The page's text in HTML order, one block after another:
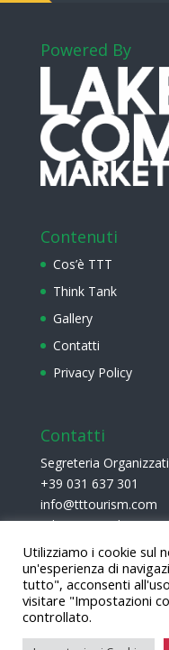
Powered By
Contenuti
Cos’è TTT
Think Tank
Gallery
Contatti
Privacy Policy
Contatti
Segreteria
+39 031 637 301
info@tttourism.com
Erba (CO), Lake
Utilizziamo i cookie sul
un'esperienza di
tutto", acconsenti
visitare "Impostazioni
controllato.